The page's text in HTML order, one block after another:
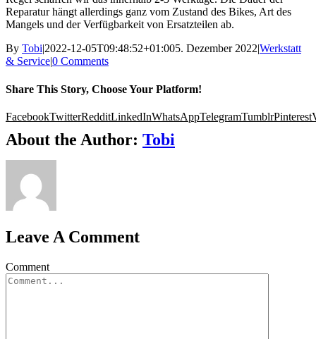
Reparatur hängt allerdings ganz vom Zustand des Bikes, Art des
Mangels und der Verfügbarkeit von Ersatzteilen ab.
By Tobi|2022-12-05T09:48:52+01:005. Dezember 2022|Werkstatt
& Service|0 Comments
Share This Story, Choose Your Platform!
FacebookTwitterRedditLinkedInWhatsAppTelegramTumblrPinterest
About the Author: Tobi
Leave A Comment
Comment